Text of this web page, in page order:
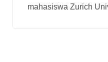
mahasiswa Zurich